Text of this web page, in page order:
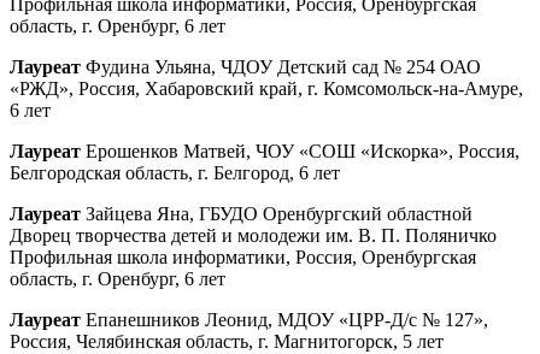
Профильная школа информатики, Россия, Оренбургская
область, г. Оренбург, 6 лет
Лауреат Фудина Ульяна, ЧДОУ Детский сад № 254 ОАО
«РЖД», Россия, Хабаровский край, г. Комсомольск-на-Амуре,
6 лет
Лауреат Ерошенков Матвей, ЧОУ «СОШ «Искорка», Россия,
Белгородская область, г. Белгород, 6 лет
Лауреат Зайцева Яна, ГБУДО Оренбургский областной
Дворец творчества детей и молодежи им. В. П. Поляничко
Профильная школа информатики, Россия, Оренбургская
область, г. Оренбург, 6 лет
Лауреат Епанешников Леонид, МДОУ «ЦРР-Д/с № 127»,
Россия, Челябинская область, г. Магнитогорск, 5 лет